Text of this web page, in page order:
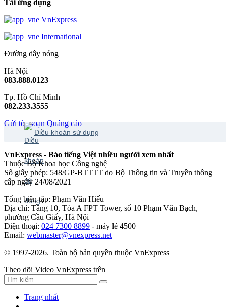
Tải ứng dụng
VnExpress
International
Đường dây nóng
Hà Nội
083.888.0123
Tp. Hồ Chí Minh
082.233.3555
Gửi tòa soạn Quảng cáo
Điều khoản sử dụng
VnExpress - Báo tiếng Việt nhiều người xem nhất
Thuộc Bộ Khoa học Công nghệ
Số giấy phép: 548/GP-BTTTT do Bộ Thông tin và Truyền thông
cấp ngày 24/08/2021
Tổng biên tập: Phạm Văn Hiếu
Địa chỉ: Tầng 10, Tòa A FPT Tower, số 10 Phạm Văn Bạch,
phường Cầu Giấy, Hà Nội
Điện thoại: 024 7300 8899 - máy lẻ 4500
Email: webmaster@vnexpress.net
© 1997-2026. Toàn bộ bản quyền thuộc VnExpress
Theo dõi Video VnExpress trên
Trang nhất